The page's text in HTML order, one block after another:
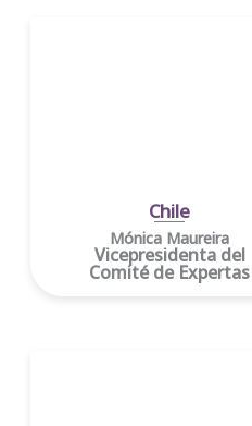
Chile
Mónica Maureira
Vicepresidenta del
Comité de Expertas